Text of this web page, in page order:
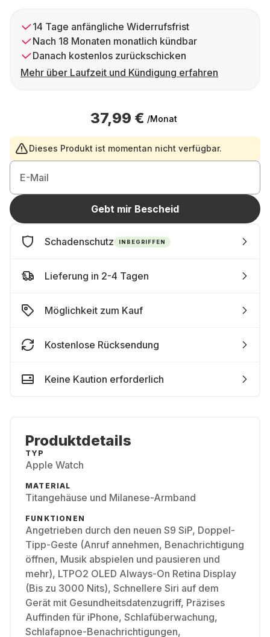
14 Tage anfängliche Widerrufsfrist
Nach 18 Monaten monatlich kündbar
Danach kostenlos zurückschicken
Mehr über Laufzeit und Kündigung erfahren
37,99 € /Monat
Dieses Produkt ist momentan nicht verfügbar.
E-Mail
Gebt mir Bescheid
Schadenschutz INBEGRIFFEN
Lieferung in 2-4 Tagen
Möglichkeit zum Kauf
Kostenlose Rücksendung
Keine Kaution erforderlich
Produktdetails
TYP
Apple Watch
MATERIAL
Titangehäuse und Milanese-Armband
FUNKTIONEN
Angetrieben durch den neuen S9 SiP, Doppel-
Tipp-Geste (Anruf annehmen, Benachrichtigung
öffnen, Musik abspielen und pausieren und
mehr), LTPO2 OLED Always-On Retina Display
(Bis zu 3000 Nits), Schnellere Siri auf dem
Gerät mit Gesundheitsdatenzugriff, Präzises
Auffinden für iPhone, Schlafüberwachung,
Schlafapnoe-Benachrichtigungen,